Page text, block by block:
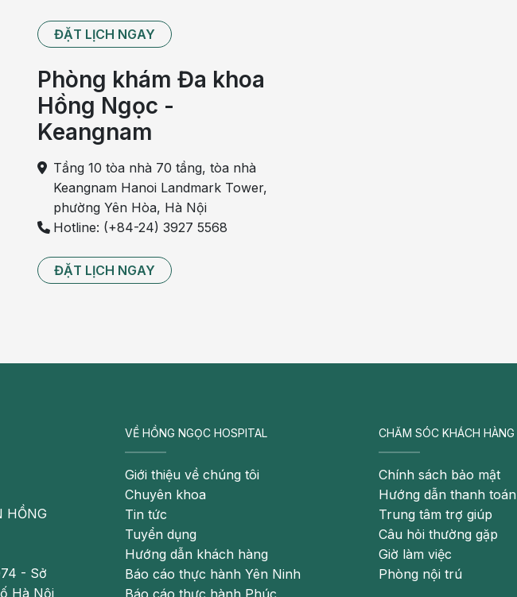
hay phân có máu, bởi có thể con bạn bị dị ứng sữa.
hãy thay loại núm vú khác (loại không có bọt khí trong núm), bế vác bé lên
cho con ăn thành nhiều bữa nhỏ thay vì vài bữa lớn.
ĐẶT LỊCH NGAY
Phòng khám Đa khoa
Hồng Ngọc -
Keangnam
Tầng 10 tòa nhà 70 tầng, tòa nhà
Keangnam Hanoi Landmark Tower,
phường Yên Hòa, Hà Nội
Hotline: (+84-24) 3927 5568
ĐẶT LỊCH NGAY
HỒNG
- Sở
Hà Nội
VỀ HỒNG NGỌC HOSPITAL
Giới thiệu về chúng tôi
Chuyên khoa
Tin tức
Tuyển dụng
Hướng dẫn khách hàng
Báo cáo thực hành Yên Ninh
Báo cáo thực hành Phúc
CHĂM SÓC KHÁCH HÀNG
Chính sách bảo mật
Hướng dẫn thanh toán
Trung tâm trợ giúp
Câu hỏi thường gặp
Giờ làm việc
Phòng nội trú